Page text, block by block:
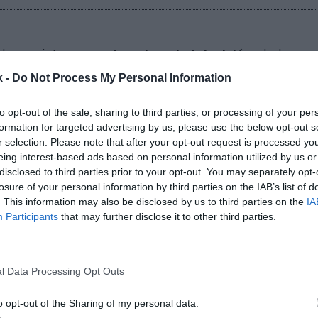
- Do Not Process My Personal Information
opt-out of the sale, sharing to third parties, or processing of your
for targeted advertising by us, please use the below opt-out
selection. Please note that after your opt-out request is processed
interest-based ads based on personal information utilized by us
to third parties prior to your opt-out. You may separately
of your personal information by third parties on the IAB’s list of
This information may also be disclosed by us to third parties on the
Participants that may further disclose it to other third parties.
Data Processing Opt Outs
opt-out of the Sharing of my personal data.
prevista es porderechos de televisión, dado que
cada año por presupuestar únicamente la
De cumplir, se aseguraría
En cuanto a los traspasos, el presupuesto sólo
se han asegurado este verano con las distintas
crecena unmenor ritmo, del 6%
euros. Más de la mitad de este importe se
con un total de 565 millones de euros. En
una subida del 6%, que se atribuye a “las
y justa de costes salariales”.
no deportivosse incrementarán
, mientras que el resto de los gastos de